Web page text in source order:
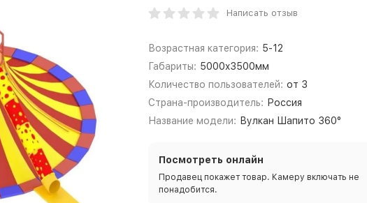
Написать отзыв
Возрастная категория: 5-12
Габариты: 5000x3500мм
Количество пользователей: от 3
Страна-производитель: Россия
Название модели: Вулкан Шапито 360°
Посмотреть онлайн
Продавец покажет товар. Камеру включать не
понадобится.